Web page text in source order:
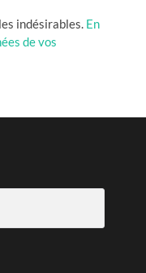
indésirables. En
de vos